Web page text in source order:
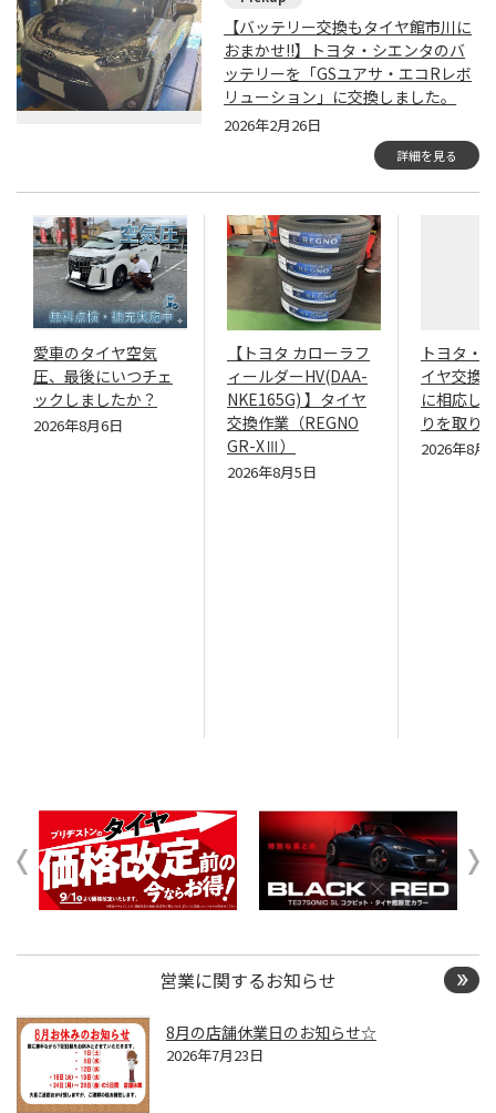
【バッテリー交換もタイヤ館市川に
おまかせ!!】トヨタ・シエンタのバ
ッテリーを「GSユアサ・エコRレボ
リューション」に交換しました。
2026年2月26日
詳細を見る
愛車のタイヤ空気
圧、最後にいつチェ
ックしましたか？
2026年8月6日
【トヨタ カローラフ
ィールダーHV(DAA-
NKE165G) 】タイヤ
交換作業（REGNO
GR-XⅢ）
2026年8月5日
トヨタ・
イヤ交換
に相応し
りを取り
2026年8月
営業に関するお知らせ
8月の店舗休業日のお知らせ☆
2026年7月23日